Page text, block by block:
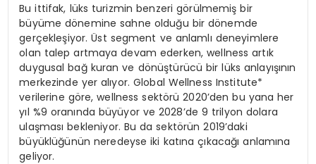
Bu ittifak, lüks turizmin benzeri görülmemiş bir
büyüme dönemine sahne olduğu bir dönemde
gerçekleşiyor. Üst segment ve anlamlı deneyimlere
olan talep artmaya devam ederken, wellness artık
duygusal bağ kuran ve dönüştürücü bir lüks anlayışının
merkezinde yer alıyor. Global Wellness Institute*
verilerine göre, wellness sektörü 2020’den bu yana her
yıl %9 oranında büyüyor ve 2028’de 9 trilyon dolara
ulaşması bekleniyor. Bu da sektörün 2019’daki
büyüklüğünün neredeyse iki katına çıkacağı anlamına
geliyor.